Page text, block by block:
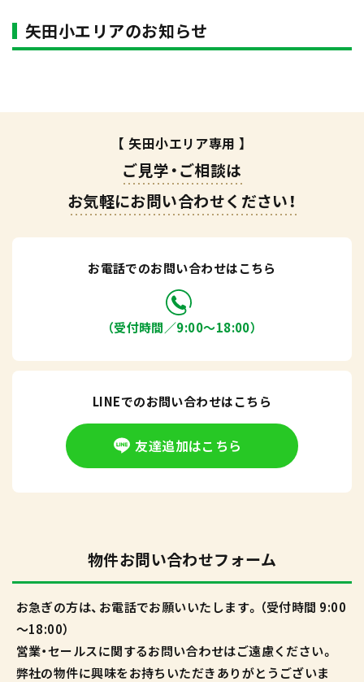
矢田小エリアのお知らせ
【 矢田小エリア専用 】
ご見学・ご相談は
お気軽にお問い合わせください！
お電話でのお問い合わせはこちら
（受付時間／9:00〜18:00）
LINEでのお問い合わせはこちら
友達追加はこちら
物件お問い合わせフォーム
お急ぎの方は、お電話でお願いいたします。（受付時間 9:00
～18:00）
営業・セールスに関するお問い合わせはご遠慮ください。
弊社の物件に興味をお持ちいただきありがとうございま